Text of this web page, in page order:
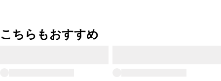
こちらもおすすめ